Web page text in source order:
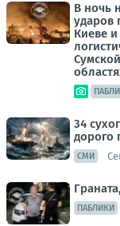
В ночь
ударов
Киеве
34
дорого
СМИ
ПАБЛИКИ